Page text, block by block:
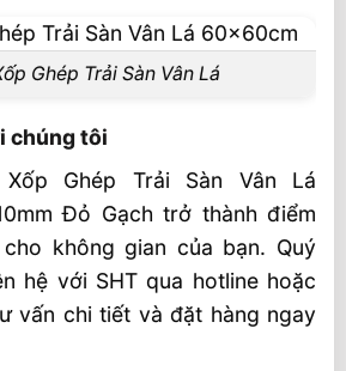
Ghép Trải Sàn Vân Lá
chúng tôi
Ghép Trải Sàn Vân Lá
Đỏ Gạch trở thành điểm
không gian của bạn. Quý
hệ với SHT qua hotline hoặc
vấn chi tiết và đặt hàng ngay